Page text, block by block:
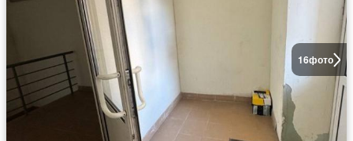
16фото